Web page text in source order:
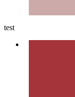
test